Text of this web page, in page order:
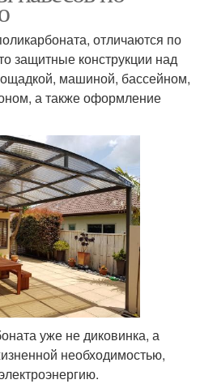
отличаются по
защитные конструкции над
машиной, бассейном,
а также оформление
уже не диковинка, а
необходимостью,